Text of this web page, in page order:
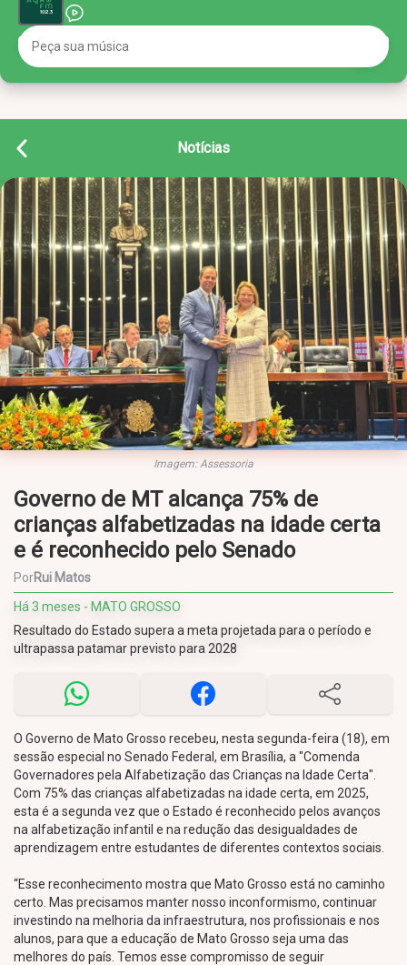
Notícias
Imagem: Assessoria
Governo de MT alcança 75% de
crianças alfabetizadas na idade certa
e é reconhecido pelo Senado
PorRui Matos
Há 3 meses - MATO GROSSO
Resultado do Estado supera a meta projetada para o período e
ultrapassa patamar previsto para 2028
O Governo de Mato Grosso recebeu, nesta segunda-feira (18), em
sessão especial no Senado Federal, em Brasília, a "Comenda
Governadores pela Alfabetização das Crianças na Idade Certa".
Com 75% das crianças alfabetizadas na idade certa, em 2025,
esta é a segunda vez que o Estado é reconhecido pelos avanços
na alfabetização infantil e na redução das desigualdades de
aprendizagem entre estudantes de diferentes contextos sociais.
“Esse reconhecimento mostra que Mato Grosso está no caminho
certo. Mas precisamos manter nosso inconformismo, continuar
investindo na melhoria da infraestrutura, nos profissionais e nos
alunos, para que a educação de Mato Grosso seja uma das
melhores do país. Temos esse compromisso de seguir